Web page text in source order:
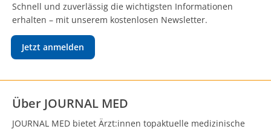
Schnell und zuverlässig die wichtigsten Informationen
erhalten – mit unserem kostenlosen Newsletter.
Jetzt anmelden
Über JOURNAL MED
JOURNAL MED bietet Ärzt:innen topaktuelle medizinische